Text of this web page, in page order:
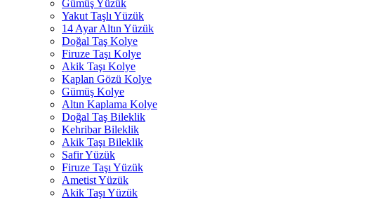
Gümüş Yüzük
Yakut Taşlı Yüzük
14 Ayar Altın Yüzük
Doğal Taş Kolye
Firuze Taşı Kolye
Akik Taşı Kolye
Kaplan Gözü Kolye
Gümüş Kolye
Altın Kaplama Kolye
Doğal Taş Bileklik
Kehribar Bileklik
Akik Taşı Bileklik
Safir Yüzük
Firuze Taşı Yüzük
Ametist Yüzük
Akik Taşı Yüzük